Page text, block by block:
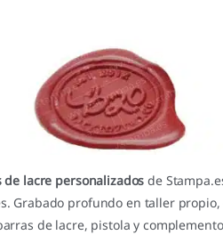
de lacre personalizados de
Grabado profundo en taller
de lacre, pistola y